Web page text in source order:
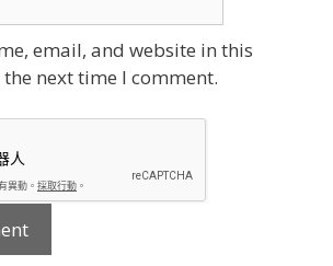
email, and website in this
next time I comment.